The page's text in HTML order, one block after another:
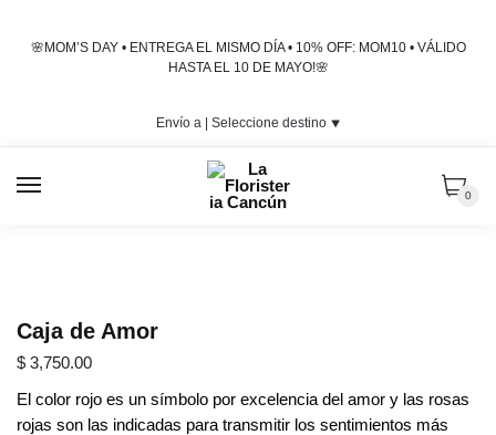
🌸MOM’S DAY • ENTREGA EL MISMO DÍA • 10% OFF: MOM10 • VÁLIDO
HASTA EL 10 DE MAYO!🌸
Envío a | Seleccione destino⯆
0
Caja de Amor
$ 3,750.00
El color rojo es un símbolo por excelencia del amor y las rosas
rojas son las indicadas para transmitir los sentimientos más